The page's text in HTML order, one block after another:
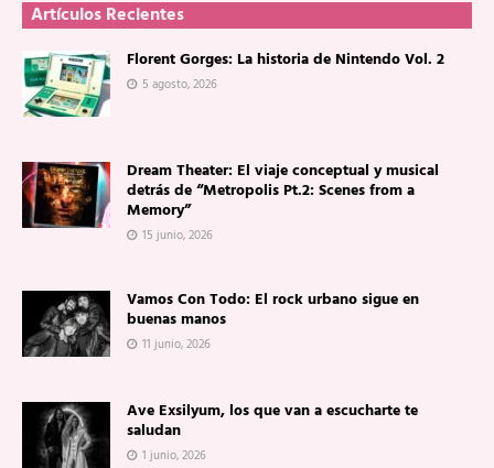
Artículos Recientes
Florent Gorges: La historia de Nintendo Vol. 2
5 agosto, 2026
Dream Theater: El viaje conceptual y musical
detrás de “Metropolis Pt.2: Scenes from a
Memory”
15 junio, 2026
Vamos Con Todo: El rock urbano sigue en
buenas manos
11 junio, 2026
Ave Exsilyum, los que van a escucharte te
saludan
1 junio, 2026